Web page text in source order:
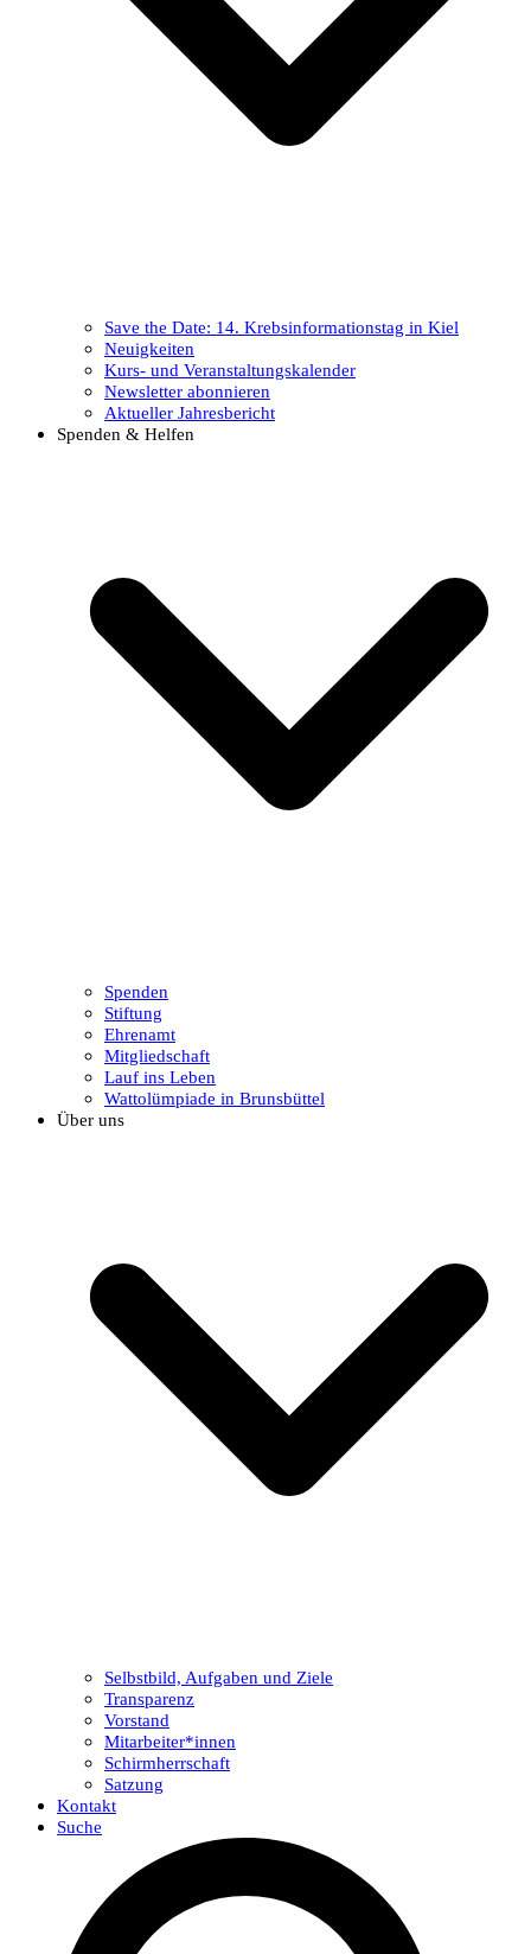
Save the Date: 14. Krebsinformationstag in Kiel
Neuigkeiten
Kurs- und Veranstaltungskalender
Newsletter abonnieren
Aktueller Jahresbericht
Spenden & Helfen
Spenden
Stiftung
Ehrenamt
Mitgliedschaft
Lauf ins Leben
Wattolümpiade in Brunsbüttel
Über uns
Selbstbild, Aufgaben und Ziele
Transparenz
Vorstand
Mitarbeiter*innen
Schirmherrschaft
Satzung
Kontakt
Suche